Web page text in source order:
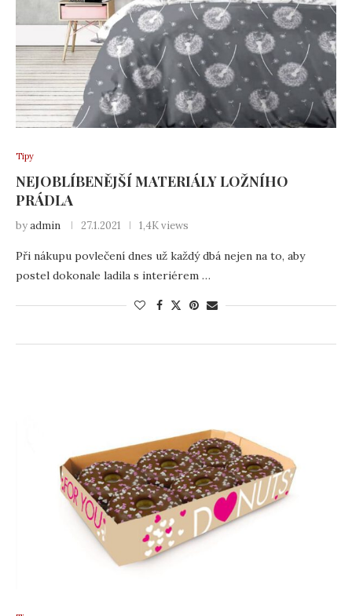
Tipy
NEJOBLÍBENĚJŠÍ MATERIÁLY LOŽNÍHO
PRÁDLA
byadmin 27.1.2021 1,4K views
Při nákupu povlečení dnes už každý dbá nejen na to, aby
postel dokonale ladila s interiérem …